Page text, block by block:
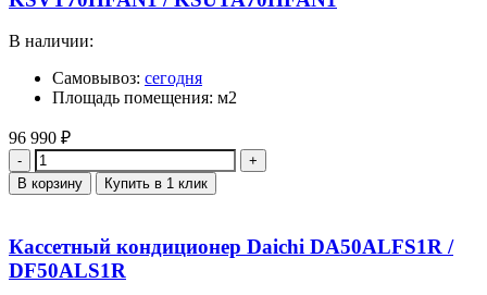
В наличии:
Самовывоз: сегодня
Площадь помещения: м2
96 990 ₽
Количество
В корзину Купить в 1 клик
Кассетный кондиционер Daichi DA50ALFS1R /
DF50ALS1R